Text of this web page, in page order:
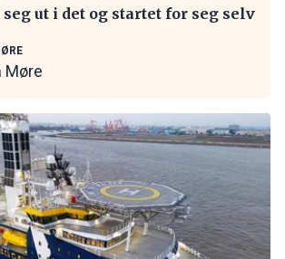
seg ut i det og startet for seg selv
Møre